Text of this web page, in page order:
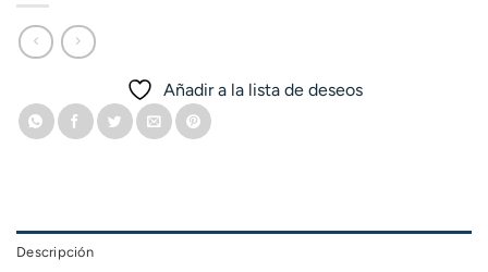
Añadir a la lista de deseos
Descripción